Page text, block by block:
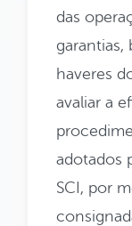
das
garantias,
haveres
avaliar a
adotados
SCI, por